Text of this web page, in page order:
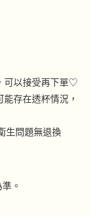
可以接受再下單♡
存在透杯情況，
生問題無退換
。